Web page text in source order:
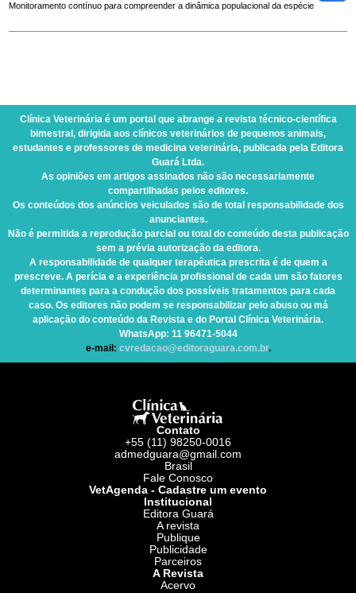
Monitoramento contínuo para compreender a dinâmica populacional da espécie
Clínica Veterinária é um portal que abrange a revista técnico-científica
bimestral, dirigida aos clínicos veterinários de pequenos animais,
estudantes e professores de medicina veterinária, publicada pela Editora
Guará Ltda.
As opiniões em artigos assinados não são necessariamente
compartilhadas pelos editores.
Os conteúdos dos anúncios veiculados são de total responsabilidade dos
anunciantes.
Não é permitida a reprodução parcial ou total do conteúdo desta publicação
sem a prévia autorização da editora.
A responsabilidade de qualquer terapêutica prescrita é de quem a
prescreve. A perícia e a experiência profissional de cada um são fatores
determinantes para a condução dos possíveis tratamentos para cada
caso. Os editores não podem se responsabilizar pelo abuso ou má
aplicação do conteúdo da Revista e do Portal Clínica Veterinária.
WhatsApp: 11 96471-5044
e-mail: cvredacao@editoraguara.com.br.
Contato
+55 (11) 98250-0016
admedguara@gmail.com
Brasil
Fale Conosco
VetAgenda - Cadastre um evento
Institucional
Editora Guará
A revista
Publique
Publicidade
Parceiros
A Revista
Acervo